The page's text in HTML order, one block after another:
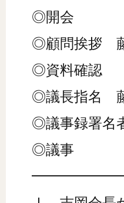
◎開会
◎顧問挨拶
◎資料確認
◎議長指名
◎議事録署名
◎議事